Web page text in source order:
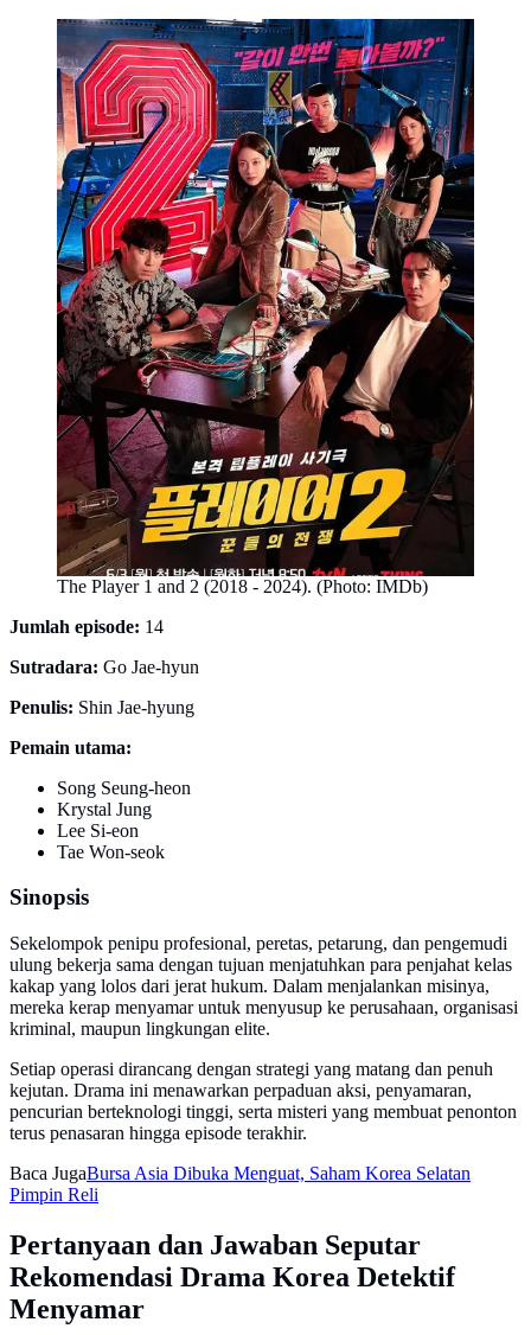
The Player 1 and 2 (2018 - 2024). (Photo: IMDb)
Jumlah episode: 14
Sutradara: Go Jae-hyun
Penulis: Shin Jae-hyung
Pemain utama:
Song Seung-heon
Krystal Jung
Lee Si-eon
Tae Won-seok
Sinopsis
Sekelompok penipu profesional, peretas, petarung, dan pengemudi
ulung bekerja sama dengan tujuan menjatuhkan para penjahat kelas
kakap yang lolos dari jerat hukum. Dalam menjalankan misinya,
mereka kerap menyamar untuk menyusup ke perusahaan, organisasi
kriminal, maupun lingkungan elite.
Setiap operasi dirancang dengan strategi yang matang dan penuh
kejutan. Drama ini menawarkan perpaduan aksi, penyamaran,
pencurian berteknologi tinggi, serta misteri yang membuat penonton
terus penasaran hingga episode terakhir.
Baca JugaBursa Asia Dibuka Menguat, Saham Korea Selatan
Pimpin Reli
Pertanyaan dan Jawaban Seputar
Rekomendasi Drama Korea Detektif
Menyamar